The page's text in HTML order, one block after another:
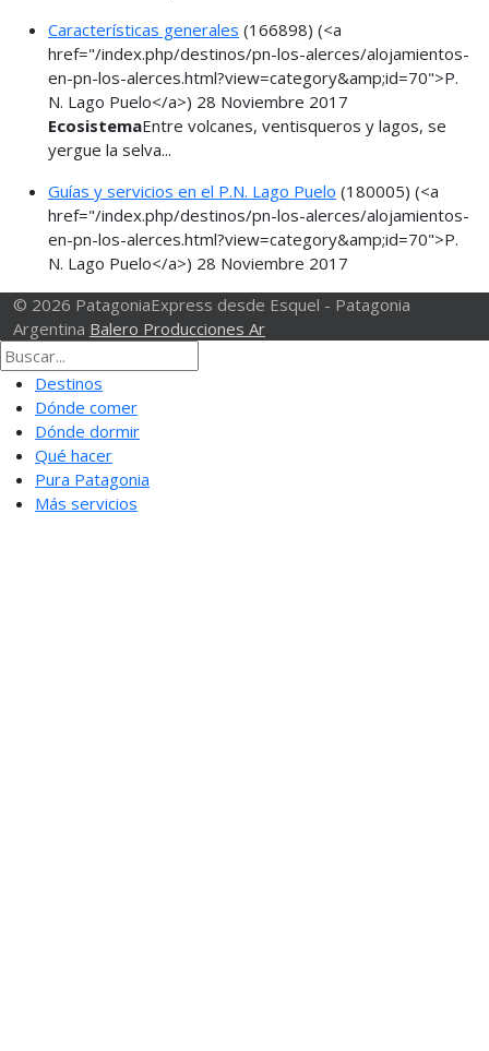
Características generales (166898) (<a
href="/index.php/destinos/pn-los-alerces/alojamientos-
en-pn-los-alerces.html?view=category&amp;id=70">P.
N. Lago Puelo</a>) 28 Noviembre 2017
EcosistemaEntre volcanes, ventisqueros y lagos, se
yergue la selva...
Guías y servicios en el P.N. Lago Puelo (180005) (<a
href="/index.php/destinos/pn-los-alerces/alojamientos-
en-pn-los-alerces.html?view=category&amp;id=70">P.
N. Lago Puelo</a>) 28 Noviembre 2017
© 2026 PatagoniaExpress desde Esquel - Patagonia
Argentina Balero Producciones Ar
Destinos
Dónde comer
Dónde dormir
Qué hacer
Pura Patagonia
Más servicios